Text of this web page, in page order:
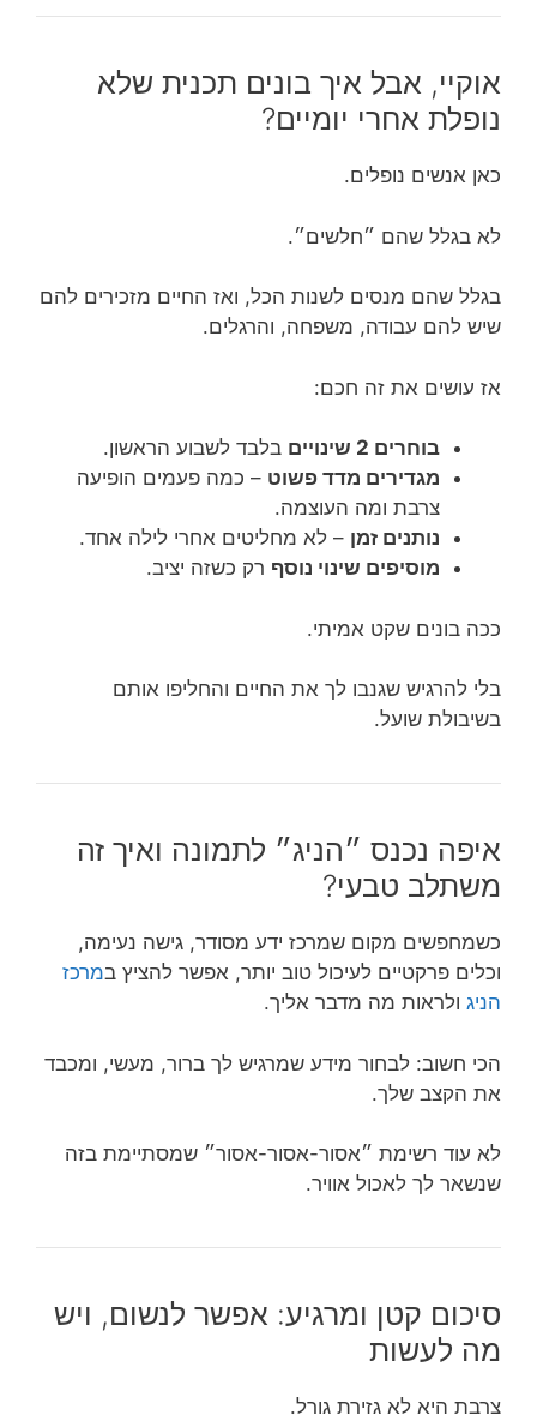
אוקיי, אבל איך בונים תכנית שלא
נופלת אחרי יומיים?
כאן אנשים נופלים.
לא בגלל שהם ״חלשים״.
בגלל שהם מנסים לשנות הכל, ואז החיים מזכירים להם
שיש להם עבודה, משפחה, והרגלים.
אז עושים את זה חכם:
בוחרים 2 שינויים
בלבד לשבוע הראשון.
מגדירים מדד פשוט – כמה פעמים הופיעה
צרבת ומה העוצמה.
נותנים זמן – לא מחליטים אחרי לילה אחד.
מוסיפים שינוי נוסף רק כשזה יציב.
ככה בונים שקט אמיתי.
בלי להרגיש שגנבו לך את החיים והחליפו אותם
בשיבולת שועל.
איפה נכנס ״הניג״ לתמונה ואיך זה
משתלב טבעי?
כשמחפשים מקום שמרכז ידע מסודר, גישה נעימה,
וכלים פרקטיים לעיכול טוב יותר, אפשר להציץ במרכז
הניג ולראות מה מדבר אליך.
הכי חשוב: לבחור מידע שמרגיש לך ברור, מעשי, ומכבד
את הקצב שלך.
לא עוד רשימת ״אסור-אסור-אסור״ שמסתיימת בזה
שנשאר לך לאכול אוויר.
סיכום קטן ומרגיע: אפשר לנשום, ויש
מה לעשות
צרבת היא לא גזירת גורל.